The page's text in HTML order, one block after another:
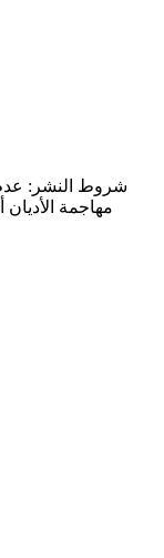
شروط النشر:
مهاجمة الأديان